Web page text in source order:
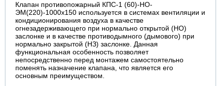
Клапан противопожарный КПС-1 (60)-НО-
ЭМ(220)-1000х150 используется в системах вентиляции и
кондиционирования воздуха в качестве
огнезадерживающего при нормально открытой (НО)
заслонке и в качестве противодымного (дымового) при
нормально закрытой (НЗ) заслонке. Данная
функциональная особенность позволяет
непосредственно перед монтажем самостоятельно
поменять назначение клапана, что является его
основным преимуществом.